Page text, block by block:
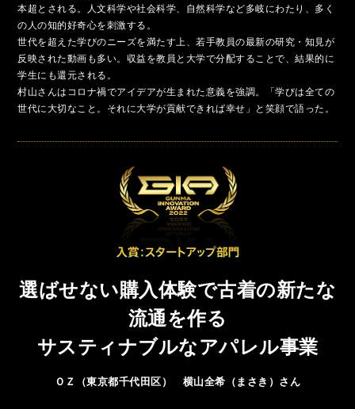
本超とされる。人文科学や社会科学、自然科学など多岐にわたり、多く
の人の知的好奇心を刺激する。
世代を超えた学びのニーズを満たす上、若手教員の最新の研究・知見が
反映された動画も多い。収益を教員と大学で分配することで、結果的に
学生にも還元される。
村山さんはコロナ禍でアイデアが生まれた意義を強調。「学びは全ての
世代に大切なこと。それに大学が貢献できれば幸せ」と笑顔で語った。
選ばせない購入体験で古着の新たな
流通を作る
サスティナブルなアパレル事業
ＯＺ（東京都千代田区） 横山全希（まさき）さん